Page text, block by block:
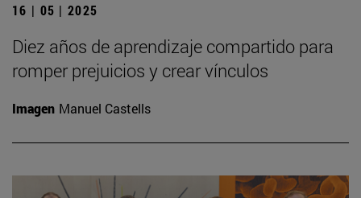
16 | 05 | 2025
Diez años de aprendizaje compartido para
romper prejuicios y crear vínculos
Imagen Manuel Castells